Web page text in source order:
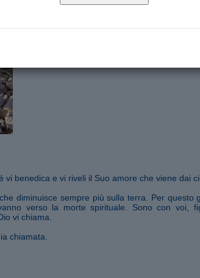
vi benedica e vi riveli il Suo amore che viene dai
diminuisce sempre più sulla terra. Per questo
verso la morte spirituale. Sono con voi,
vi chiama.
chiamata.